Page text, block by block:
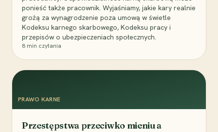
ponieść także pracownik. Wyjaśniamy, jakie kary realnie
grożą za wynagrodzenie poza umową w świetle
Kodeksu karnego skarbowego, Kodeksu pracy i
przepisów o ubezpieczeniach społecznych.
8 min czytania
PRAWO KARNE
Przestępstwa przeciwko mieniu a